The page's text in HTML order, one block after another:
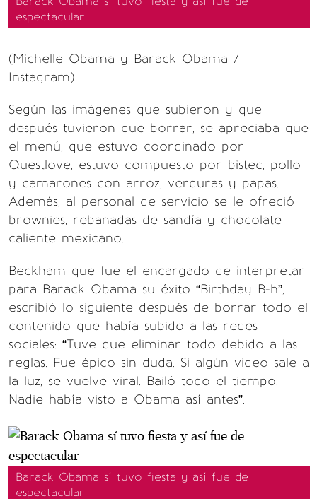
espectacular
(Michelle Obama y Barack Obama /
Instagram)
Según las imágenes que subieron y que
después tuvieron que borrar, se apreciaba que
el menú, que estuvo coordinado por
Questlove, estuvo compuesto por bistec, pollo
y camarones con arroz, verduras y papas.
Además, al personal de servicio se le ofreció
brownies, rebanadas de sandía y chocolate
caliente mexicano.
Beckham que fue el encargado de interpretar
para Barack Obama su éxito “Birthday B-h”,
escribió lo siguiente después de borrar todo el
contenido que había subido a las redes
sociales: “Tuve que eliminar todo debido a las
reglas. Fue épico sin duda. Si algún video sale a
la luz, se vuelve viral. Bailó todo el tiempo.
Nadie había visto a Obama así antes”.
Barack Obama sí tuvo fiesta y así fue de
espectacular